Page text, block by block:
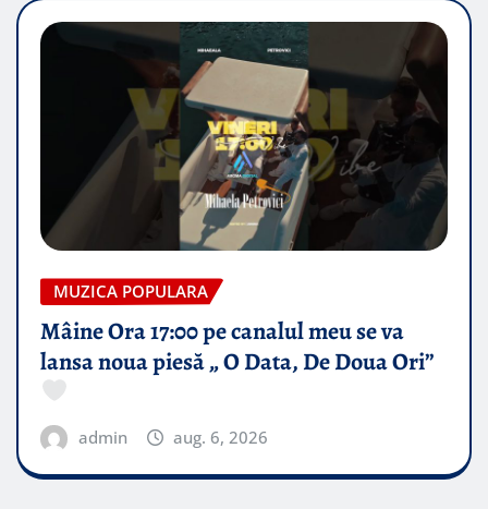
MUZICA POPULARA
Mâine Ora 17:00 pe canalul meu se va
lansa noua piesă „ O Data, De Doua Ori”
admin aug. 6, 2026